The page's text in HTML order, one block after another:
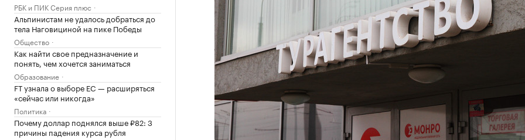
РБК и ПИК Серия плюс
Альпинистам не удалось добраться до
тела Наговициной на пике Победы
Общество
Как найти свое предназначение и
понять, чем хочется заниматься
Образование
FT узнала о выборе ЕС — расширяться
«сейчас или никогда»
Политика
Почему доллар поднялся выше ₽82: 3
причины падения курса рубля